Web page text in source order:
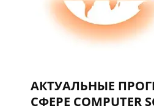
АКТУАЛЬНЫЕ
СФЕРЕ COMPUTER